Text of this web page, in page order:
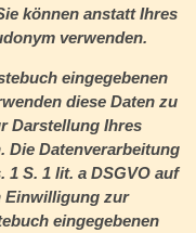
können anstatt Ihres
verwenden.
eingegebenen
diese Daten zu
Darstellung Ihres
Die Datenverarbeitung
S. 1 lit. a DSGVO auf
Einwilligung zur
eingegebenen